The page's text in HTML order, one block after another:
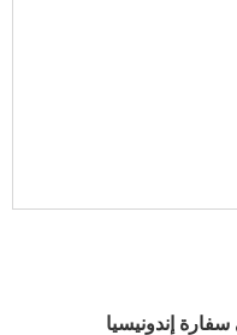
إندونيسيا